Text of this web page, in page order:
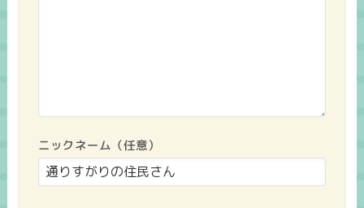
ニックネーム（任意）